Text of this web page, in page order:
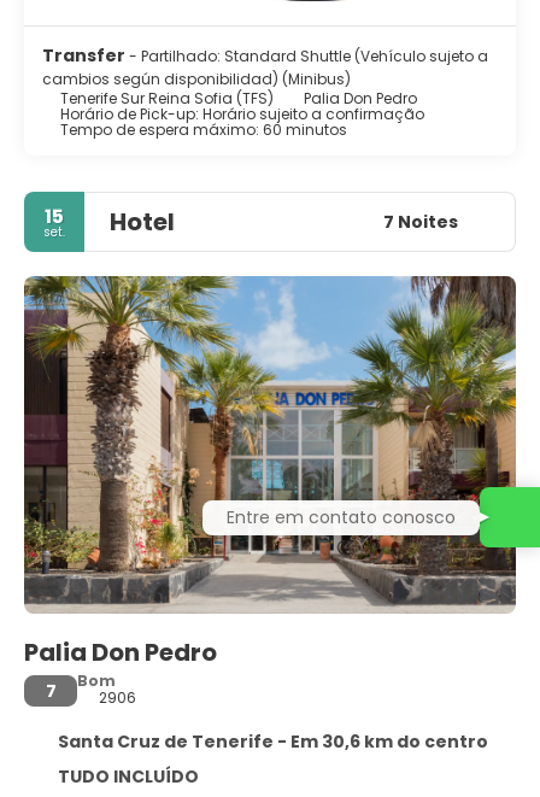
Transfer - Partilhado: Standard Shuttle (Vehículo sujeto a
cambios según disponibilidad) (Minibus)
Tenerife Sur Reina Sofia (TFS)
Palia Don Pedro
Horário de Pick-up: Horário sujeito a confirmação
Tempo de espera máximo: 60 minutos
15
set. Hotel 7 Noites
Palia Don Pedro
7
Bom
2906
Santa Cruz de Tenerife - Em 30,6 km do centro
TUDO INCLUÍDO
Entre em contato conosco